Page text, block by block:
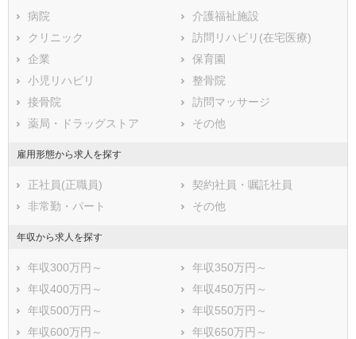
病院
介護福祉施設
クリニック
訪問リハビリ(在宅医療)
企業
保育園
小児リハビリ
整骨院
接骨院
訪問マッサージ
薬局・ドラッグストア
その他
雇用形態から求人を探す
正社員(正職員)
契約社員・嘱託社員
非常勤・パート
その他
年収から求人を探す
年収300万円～
年収350万円～
年収400万円～
年収450万円～
年収500万円～
年収550万円～
年収600万円～
年収650万円～